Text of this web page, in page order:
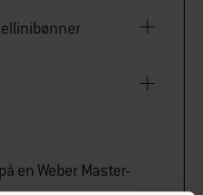
en Weber Master-